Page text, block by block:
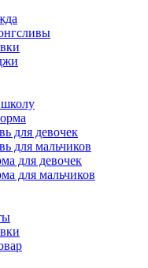
для девочек
для мальчиков
для девочек
для мальчиков